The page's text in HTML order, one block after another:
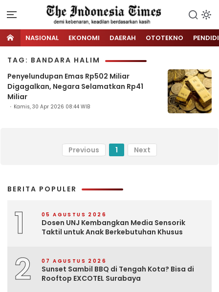
NASIONAL EKONOMI DAERAH OTOTEKNO
TAG: BANDARA HALIM
Penyelundupan Emas Rp502 Miliar
Digagalkan, Negara Selamatkan Rp41
Miliar
Kamis, 30 Apr 2026 08:44 WIB
Previous 1 Next
BERITA POPULER
1 05 AGUSTUS 2026
Dosen UNJ Kembangkan Media Sensorik
Taktil untuk Anak Berkebutuhan Khusus
2 07 AGUSTUS 2026
Sunset Sambil BBQ di Tengah Kota? Bisa di
Rooftop EXCOTEL Surabaya